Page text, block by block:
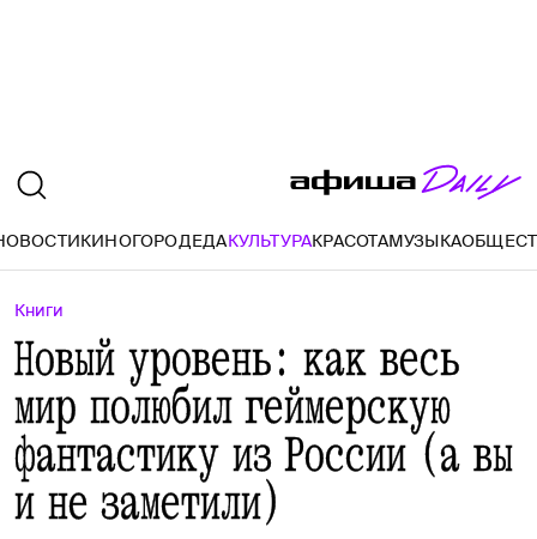
КИНОГОРОДЕДАКУЛЬТУРАКРАСОТАМУЗЫКА
Книги
Новый уровень: как весь
мир полюбил геймерскую
фантастику из России (а вы
и не заметили)